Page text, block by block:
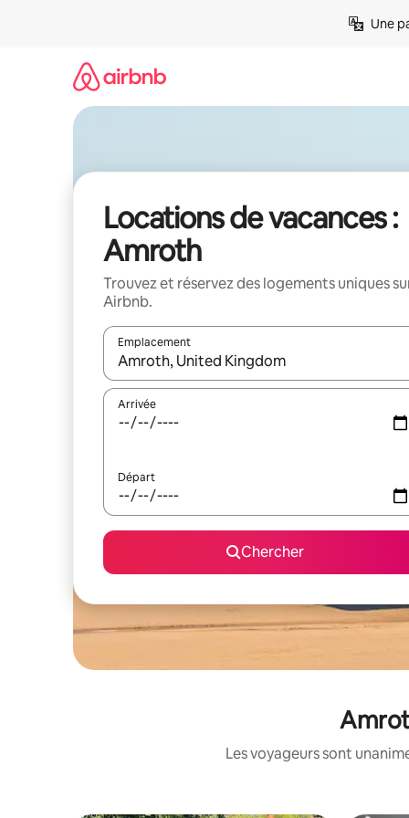
Une
Locations de vacances :
Amroth
Trouvez et réservez des logements uniques
Airbnb.
Emplacement
Quand les résultats sont affichés, parcourez-les
Arrivée
Départ
Chercher
Les voyageurs sont